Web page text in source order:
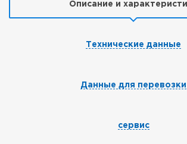
Описание и
Технические данные
Данные для перевозки
сервис